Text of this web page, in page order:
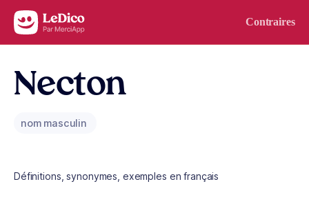
Aller au contenu Contraires
Necton
nom masculin
Définitions, synonymes, exemples en français